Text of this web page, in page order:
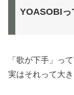
YOASOBIっ
「歌が下手」っ
実はそれって大